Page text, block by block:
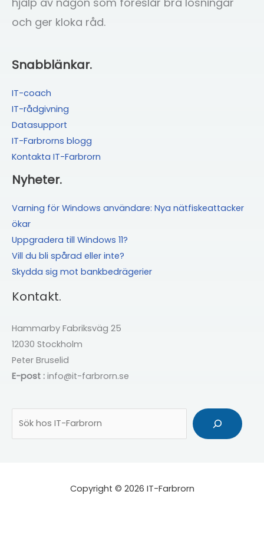
och ger kloka råd.
Snabblänkar.
IT-coach
IT-rådgivning
Datasupport
IT-Farbrorns blogg
Kontakta IT-Farbrorn
Nyheter.
Varning för Windows användare: Nya nätfiskeattacker
ökar
Uppgradera till Windows 11?
Vill du bli spårad eller inte?
Skydda sig mot bankbedrägerier
Kontakt.
Hammarby Fabriksväg 25
12030 Stockholm
Peter Bruselid
E-post : info@it-farbrorn.se
Copyright © 2026 IT-Farbrorn